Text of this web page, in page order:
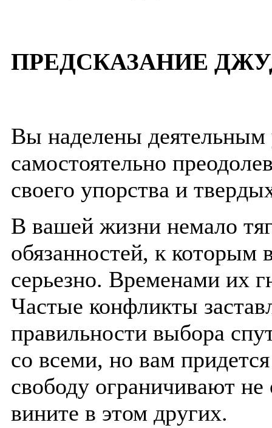
ПРЕДСКАЗАНИЕ
Вы наделены
самостоятельно
своего упорства и
В вашей жизни немало
обязанностей, к которым
серьезно. Временами их
Частые конфликты
правильности выбора
со всеми, но вам
свободу ограничивают
вините в этом других.